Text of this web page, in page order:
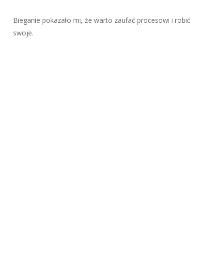
Bieganie pokazało mi, że warto zaufać procesowi i robić
swoje.